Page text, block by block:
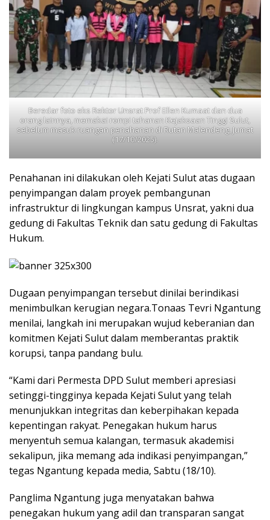
Beredar foto eks Rektor Unsrat Prof Ellen Kumaat dan dua
orang lainnya, memakai rompi tahanan Kejaksaan Tinggi Sulut,
sebelum masuk ruangan penahanan di Rutan Malendeng, Jumat
(17/10/2025).
‎‎Penahanan ini dilakukan oleh Kejati Sulut atas dugaan
penyimpangan dalam proyek pembangunan
infrastruktur di lingkungan kampus Unsrat, yakni dua
gedung di Fakultas Teknik dan satu gedung di Fakultas
Hukum.
Dugaan penyimpangan tersebut dinilai berindikasi
menimbulkan kerugian negara.‎‎Tonaas Tevri Ngantung
menilai, langkah ini merupakan wujud keberanian dan
komitmen Kejati Sulut dalam memberantas praktik
korupsi, tanpa pandang bulu.‎‎
“Kami dari Permesta DPD Sulut memberi apresiasi
setinggi-tingginya kepada Kejati Sulut yang telah
menunjukkan integritas dan keberpihakan kepada
kepentingan rakyat. Penegakan hukum harus
menyentuh semua kalangan, termasuk akademisi
sekalipun, jika memang ada indikasi penyimpangan,”
tegas Ngantung kepada media, Sabtu (18/10).‎‎‎‎
Panglima Ngantung juga menyatakan bahwa
penegakan hukum yang adil dan transparan sangat